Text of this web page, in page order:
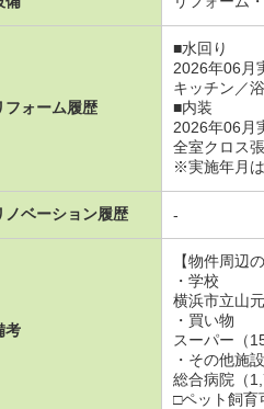
フォーム履歴
■水回り
2026年06月
キッチン／
■内装
2026年06月
全室クロス
※実施年月
ノベーション履歴 -
考
【物件周辺
・学校
横浜市立山
・買い物
スーパー（
・その他施設
総合病院（
□ペット飼育